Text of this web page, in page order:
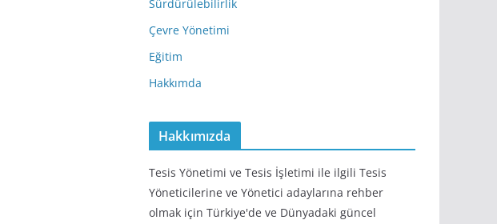
Sürdürülebilirlik
Çevre Yönetimi
Eğitim
Hakkımda
Hakkımızda
Tesis Yönetimi ve Tesis İşletimi ile ilgili Tesis
Yöneticilerine ve Yönetici adaylarına rehber
olmak için Türkiye'de ve Dünyadaki güncel